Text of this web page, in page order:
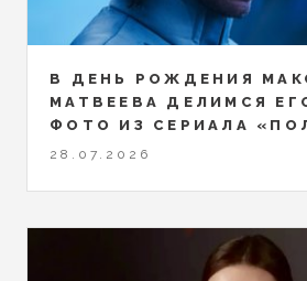
В ДЕНЬ РОЖДЕНИЯ
МАТВЕЕВА ДЕЛИМСЯ
ФОТО ИЗ СЕРИАЛА
28.07.2026